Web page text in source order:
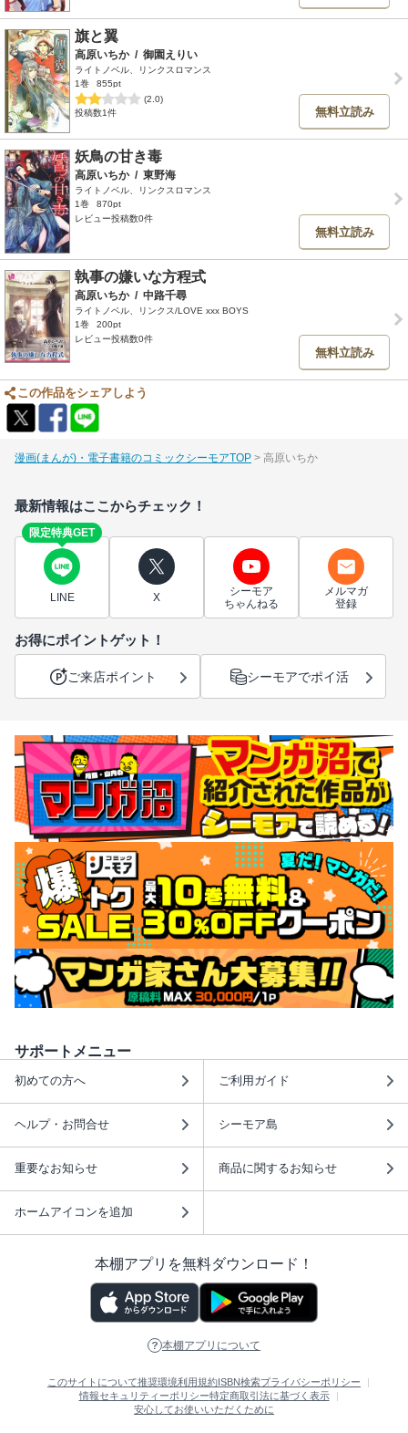
旗と翼
高原いちか / 御園えりい
ライトノベル、リンクスロマンス
1巻
855pt
(2.0)
投稿数1件
無料立読み
妖鳥の甘き毒
高原いちか / 東野海
ライトノベル、リンクスロマンス
1巻
870pt
レビュー投稿数0件
無料立読み
執事の嫌いな方程式
高原いちか / 中路千尋
ライトノベル、リンクス/LOVE xxx BOYS
1巻
200pt
レビュー投稿数0件
無料立読み
この作品をシェアしよう
漫画(まんが)・電子書籍のコミックシーモアTOP 高原いちか
最新情報はここからチェック！
限定特典GET
LINE X
シーモア
ちゃんねる
メルマガ
登録
お得にポイントゲット！
ご来店ポイント シーモアでポイ活
サポートメニュー
初めての方へ ご利用ガイド
ヘルプ・お問合せ シーモア島
重要なお知らせ 商品に関するお知らせ
ホームアイコンを追加
本棚アプリを無料ダウンロード！
本棚アプリについて
このサイトについて推奨環境利用規約 ISBN検索プライバシーポリシー
情報セキュリティーポリシー特定商取引法に基づく表示
安心してお使いいただくために